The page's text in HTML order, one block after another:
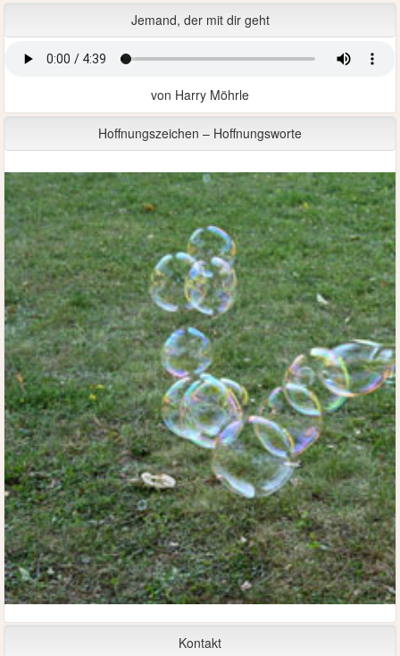
Jemand, der mit dir geht
von Harry Möhrle
Hoffnungszeichen – Hoffnungsworte
Kontakt